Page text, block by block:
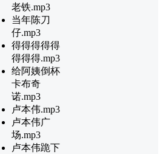
老铁.mp3
当年陈刀
仔.mp3
得得得得得
得得得.mp3
给阿姨倒杯
卡布奇
诺.mp3
卢本伟.mp3
卢本伟广
场.mp3
卢本伟跪下